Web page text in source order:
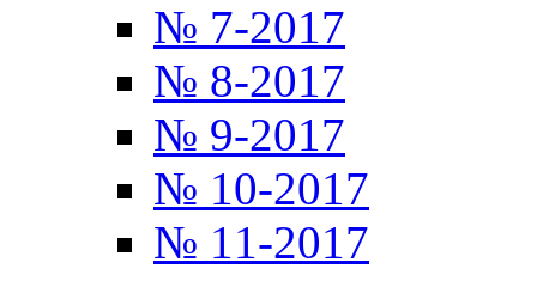
№ 7-2017
№ 8-2017
№ 9-2017
№ 10-2017
№ 11-2017